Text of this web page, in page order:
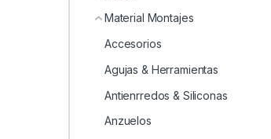
Material Montajes
Accesorios
Agujas & Herramientas
Antienrredos & Siliconas
Anzuelos